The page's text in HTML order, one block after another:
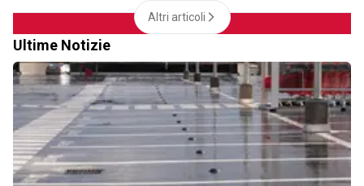
Altri articoli
Ultime Notizie